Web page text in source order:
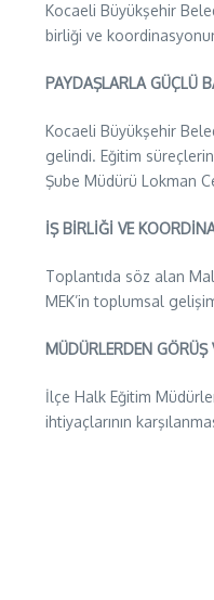
Kocaeli Büyükşehir
birliği ve
PAYDAŞLARLA GÜÇLÜ
Kocaeli Büyükşehir
gelindi. Eğitim
Şube Müdürü Lokman
İŞ BİRLİĞİ VE
Toplantıda söz alan
MEK’in toplumsal
MÜDÜRLERDEN GÖRÜŞ
İlçe Halk Eğitim
ihtiyaçlarının